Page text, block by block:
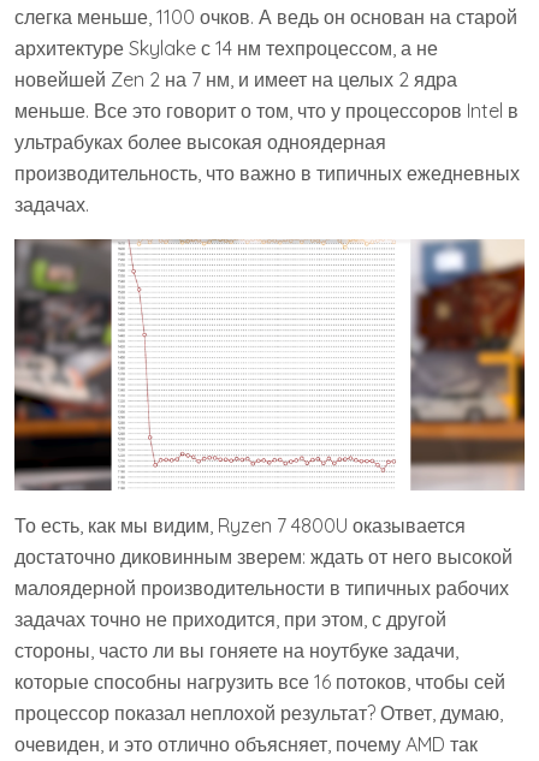
слегка меньше, 1100 очков. А ведь он основан на старой
архитектуре Skylake с 14 нм техпроцессом, а не
новейшей Zen 2 на 7 нм, и имеет на целых 2 ядра
меньше. Все это говорит о том, что у процессоров Intel в
ультрабуках более высокая одноядерная
производительность, что важно в типичных ежедневных
задачах.
То есть, как мы видим, Ryzen 7 4800U оказывается
достаточно диковинным зверем: ждать от него высокой
малоядерной производительности в типичных рабочих
задачах точно не приходится, при этом, с другой
стороны, часто ли вы гоняете на ноутбуке задачи,
которые способны нагрузить все 16 потоков, чтобы сей
процессор показал неплохой результат? Ответ, думаю,
очевиден, и это отлично объясняет, почему AMD так